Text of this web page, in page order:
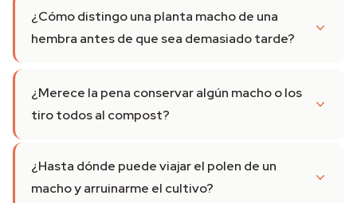
¿Cómo distingo una planta macho de una
hembra antes de que sea demasiado tarde?
¿Merece la pena conservar algún macho o los
tiro todos al compost?
¿Hasta dónde puede viajar el polen de un
macho y arruinarme el cultivo?